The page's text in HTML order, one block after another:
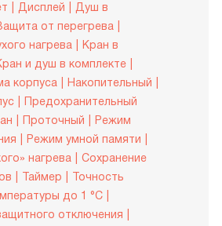
Дисплей
Душ в
от перегрева
нагрева
Кран в
и душ в комплекте
корпуса
Накопительный
Предохранительный
Проточный
Режим
Режим умной памяти
нагрева
Сохранение
Таймер
Точность
до 1 °С
отключения